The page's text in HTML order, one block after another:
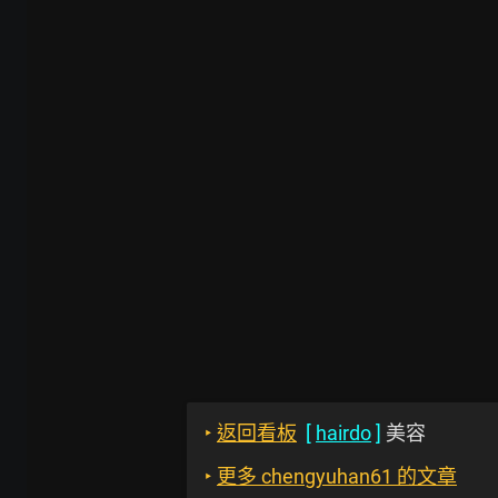
‣ 返回看板 [ hairdo] 美容
‣ 更多 chengyuhan61 的文章